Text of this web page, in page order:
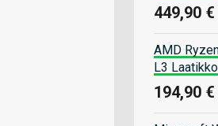
449,90 €
AMD
L3 Laatikko
194,90 €